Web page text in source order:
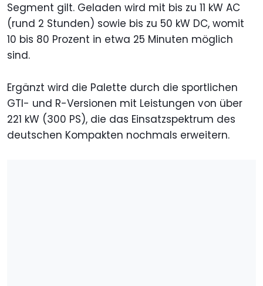
Segment gilt. Geladen wird mit bis zu 11 kW AC
(rund 2 Stunden) sowie bis zu 50 kW DC, womit
10 bis 80 Prozent in etwa 25 Minuten möglich
sind.
Ergänzt wird die Palette durch die sportlichen
GTI- und R-Versionen mit Leistungen von über
221 kW (300 PS), die das Einsatzspektrum des
deutschen Kompakten nochmals erweitern.